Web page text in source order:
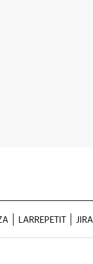
LARREPETIT JIRA